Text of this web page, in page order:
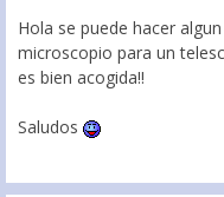
Hola se puede hacer
microscopio para un
es bien acogida!!
Saludos